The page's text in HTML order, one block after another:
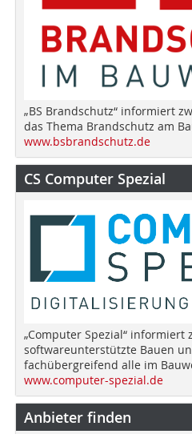
„BS Brandschutz“ informiert
das Thema Brandschutz am
www.bsbrandschutz.de
CS Computer Spezial
„Computer Spezial“ informiert
softwareunterstützte Bauen
fachübergreifend alle im
www.computer-spezial.de
Anbieter finden